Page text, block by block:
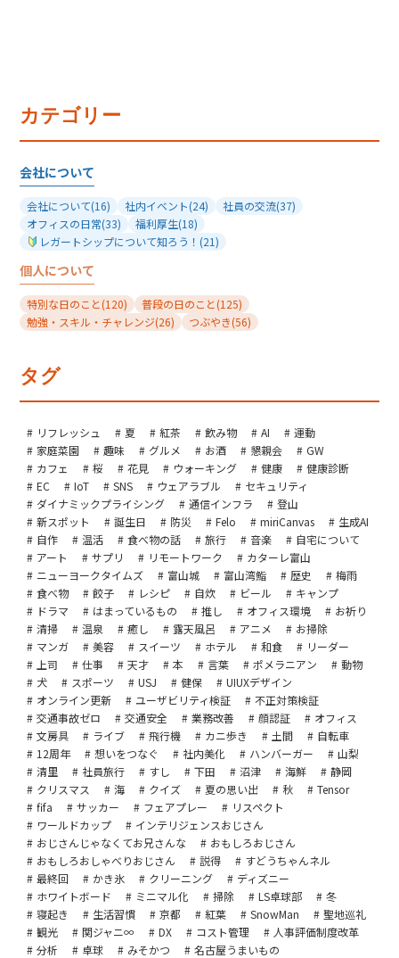
カテゴリー
会社について
会社について(16) 社内イベント(24) 社員の交流(37)
オフィスの日常(33) 福利厚生(18)
レガートシップについて知ろう！ (21)
個人について
特別な日のこと(120) 普段の日のこと(125)
勉強・スキル・チャレンジ(26) つぶやき(56)
タグ
リフレッシュ 夏 紅茶 飲み物 AI
運動
家庭菜園
趣味 グルメ お酒 懇親会
GW
カフェ
桜 花見 ウォーキング 健康
健康診断
EC
IoT SNS ウェアラブル
セキュリティ
ダイナミックプライシング
通信インフラ
登山
新スポット
誕生日 防災 Felo miriCanvas
生成AI
自作
温活 食べ物の話 旅行 音楽
自宅について
アート
サプリ リモートワーク
カターレ富山
ニューヨークタイムズ
富山城 富山湾鮨 歴史
梅雨
食べ物
餃子 レシピ 自炊 ビール
キャンプ
ドラマ
はまっているもの 推し オフィス環境
お祈り
清掃
温泉 癒し 露天風呂 アニメ
お掃除
マンガ
美容 スイーツ ホテル 和食
リーダー
上司
仕事 天才 本 言葉 ポメラニアン
動物
犬
スポーツ USJ 健保
UIUXデザイン
オンライン更新
ユーザビリティ検証
不正対策検証
交通事故ゼロ
交通安全 業務改善 顔認証
オフィス
文房具
ライブ 飛行機 カニ歩き 土間
自転車
12周年
想いをつなぐ 社内美化 ハンバーガー
山梨
清里
社員旅行 すし 下田 沼津 海鮮
静岡
クリスマス
海 クイズ 夏の思い出 秋
Tensor
fifa
サッカー フェアプレー
リスペクト
ワールドカップ
インテリジェンスおじさん
おじさんじゃなくてお兄さんな
おもしろおじさん
おもしろおしゃべりおじさん
説得
すどうちゃんネル
最終回
かき氷 クリーニング
ディズニー
ホワイトボード
ミニマル化 掃除 LS卓球部
冬
寝起き
生活習慣 京都 紅葉 SnowMan
聖地巡礼
観光
関ジャニ∞ DX コスト管理
人事評価制度改革
分析
卓球 みそかつ
名古屋うまいもの